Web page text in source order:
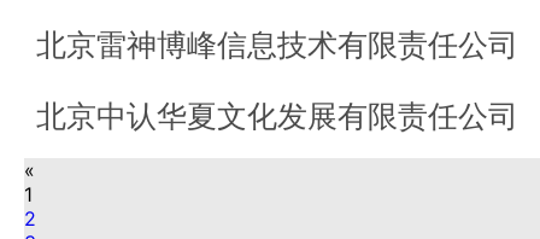
北京雷神博峰信息技术有限责任公司
北京中认华夏文化发展有限责任公司
«
1
2